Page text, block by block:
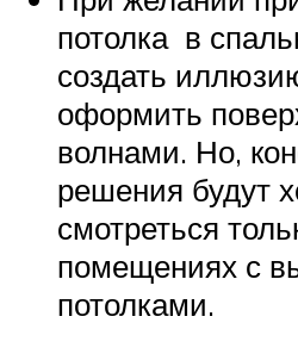
потолка в
создать
оформить
волнами. Но,
решения будут
смотреться
помещениях с
потолками.